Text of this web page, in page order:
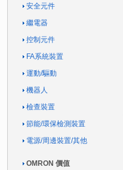
安全元件
繼電器
控制元件
FA系統裝置
運動/驅動
機器人
檢查裝置
節能/環保檢測裝置
電源/周邊裝置/其他
OMRON 價值